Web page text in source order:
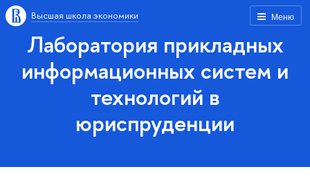
Меню
Высшая школа экономики
Лаборатория прикладных
информационных систем и
технологий в
юриспруденции